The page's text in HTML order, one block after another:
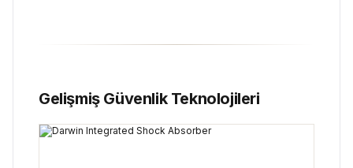
Gelişmiş Güvenlik Teknolojileri